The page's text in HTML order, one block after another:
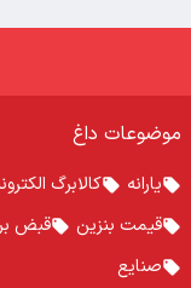
موضوعات داغ
یارانه کالابرگ
قیمت بنزین
قبض
صنایع